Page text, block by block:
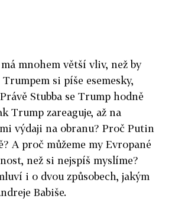
mnohem větší vliv, než by
si píše esemesky,
Stubba se Trump hodně
Trump zareaguje, až na
výdaji na obranu? Proč Putin
A proč můžeme my Evropané
než si nejspíš myslíme?
i o dvou způsobech, jakým
Babiše.